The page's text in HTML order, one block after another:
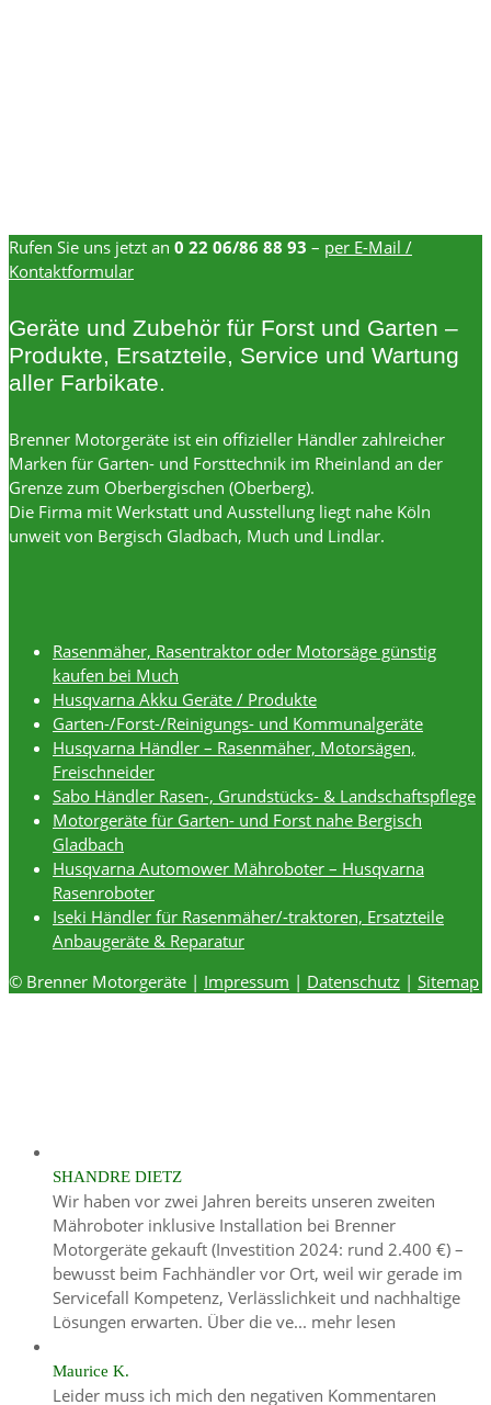
Rufen Sie uns jetzt an 0 22 06/86 88 93 – per E-Mail /
Kontaktformular
Geräte und Zubehör für Forst und Garten –
Produkte, Ersatzteile, Service und Wartung
aller Farbikate.
Brenner Motorgeräte ist ein offizieller Händler zahlreicher
Marken für Garten- und Forsttechnik im Rheinland an der
Grenze zum Oberbergischen (Oberberg).
Die Firma mit Werkstatt und Ausstellung liegt nahe Köln
unweit von Bergisch Gladbach, Much und Lindlar.
Rasenmäher, Rasentraktor oder Motorsäge günstig
kaufen bei Much
Husqvarna Akku Geräte / Produkte
Garten-/Forst-/Reinigungs- und Kommunalgeräte
Husqvarna Händler – Rasenmäher, Motorsägen,
Freischneider
Sabo Händler Rasen-, Grundstücks- & Landschaftspflege
Motorgeräte für Garten- und Forst nahe Bergisch
Gladbach
Husqvarna Automower Mähroboter – Husqvarna
Rasenroboter
Iseki Händler für Rasenmäher/-traktoren, Ersatzteile
Anbaugeräte & Reparatur
© Brenner Motorgeräte | Impressum | Datenschutz | Sitemap
SHANDRE DIETZ
Wir haben vor zwei Jahren bereits unseren zweiten
Mähroboter inklusive Installation bei Brenner
Motorgeräte gekauft (Investition 2024: rund 2.400 €) –
bewusst beim Fachhändler vor Ort, weil wir gerade im
Servicefall Kompetenz, Verlässlichkeit und nachhaltige
Lösungen erwarten. Über die ve... mehr lesen
Maurice K.
Leider muss ich mich den negativen Kommentaren